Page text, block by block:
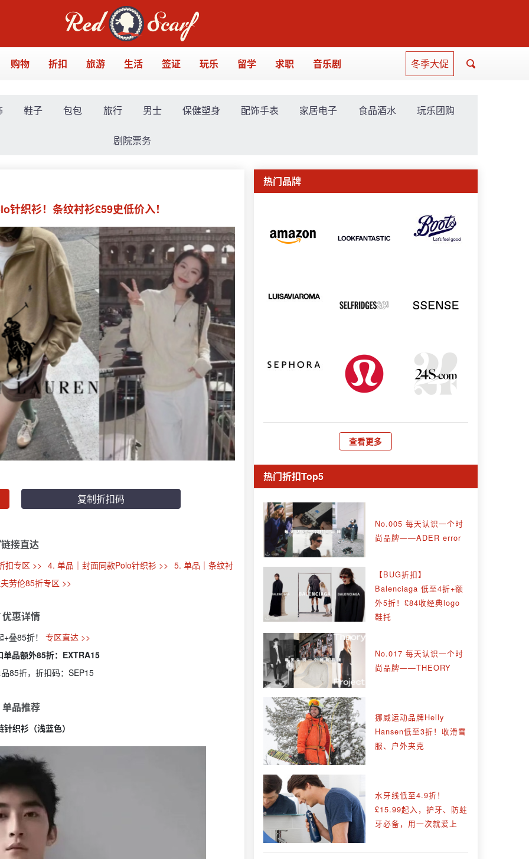
购物 折扣 旅游 生活 签证 玩乐 留学 求职 音乐剧 冬季大促
鞋子 包包 旅行 男士 保健塑身 配饰手表 家居电子 食品酒水 玩乐团购
剧院票务
织衫！条纹衬衫£59史低价入！
复制折扣码
接直达
扣专区 >> 4. 单品｜封面同款Polo针织衫 >> 5. 单品｜条纹衬
劳伦85折专区 >>
优惠详情
叠85折！ 专区直达 >>
单品额外85折：EXTRA15
85折，折扣码： SEP15
单品推荐
织衫（浅蓝色）
热门品牌
查看更多
热门折扣Top5
No.005 每天认识一个时
尚品牌——ADER error
【BUG折扣】
Balenciaga 低至4折+额
外5折！£84收经典logo
鞋托
No.017 每天认识一个时
尚品牌——THEORY
挪威运动品牌Helly
Hansen低至3折！收滑雪
服、户外夹克
水牙线低至4.9折！
£15.99起入，护牙、防蛀
牙必备，用一次就爱上